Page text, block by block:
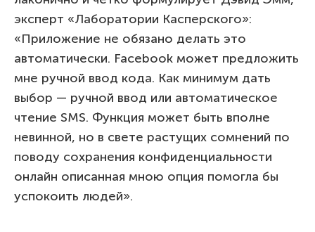
эксперт «Лаборатории Касперского»:
«Приложение не обязано делать это
автоматически. Facebook может предложить
мне ручной ввод кода. Как минимум дать
выбор — ручной ввод или автоматическое
чтение SMS. Функция может быть вполне
невинной, но в свете растущих сомнений по
поводу сохранения конфиденциальности
онлайн описанная мною опция помогла бы
успокоить людей».